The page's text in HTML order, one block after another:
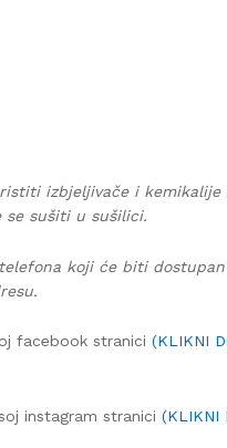
izbjeljivače i kemikalije
se sušiti u sušilici.
koji će biti
facebook stranici (KLIKNI
instagram stranici (KLIKNI